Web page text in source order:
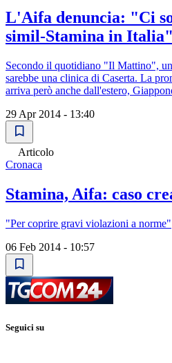
L'Aifa denuncia: "Ci
simil-Stamina in Italia"
Secondo il quotidiano "Il Mattino",
sarebbe una clinica di Caserta. La
arriva però anche dall'estero,
29 Apr 2014 - 13:40
Articolo
Cronaca
Stamina, Aifa: caso
"Per coprire gravi violazioni a norme"
06 Feb 2014 - 10:57
Seguici su